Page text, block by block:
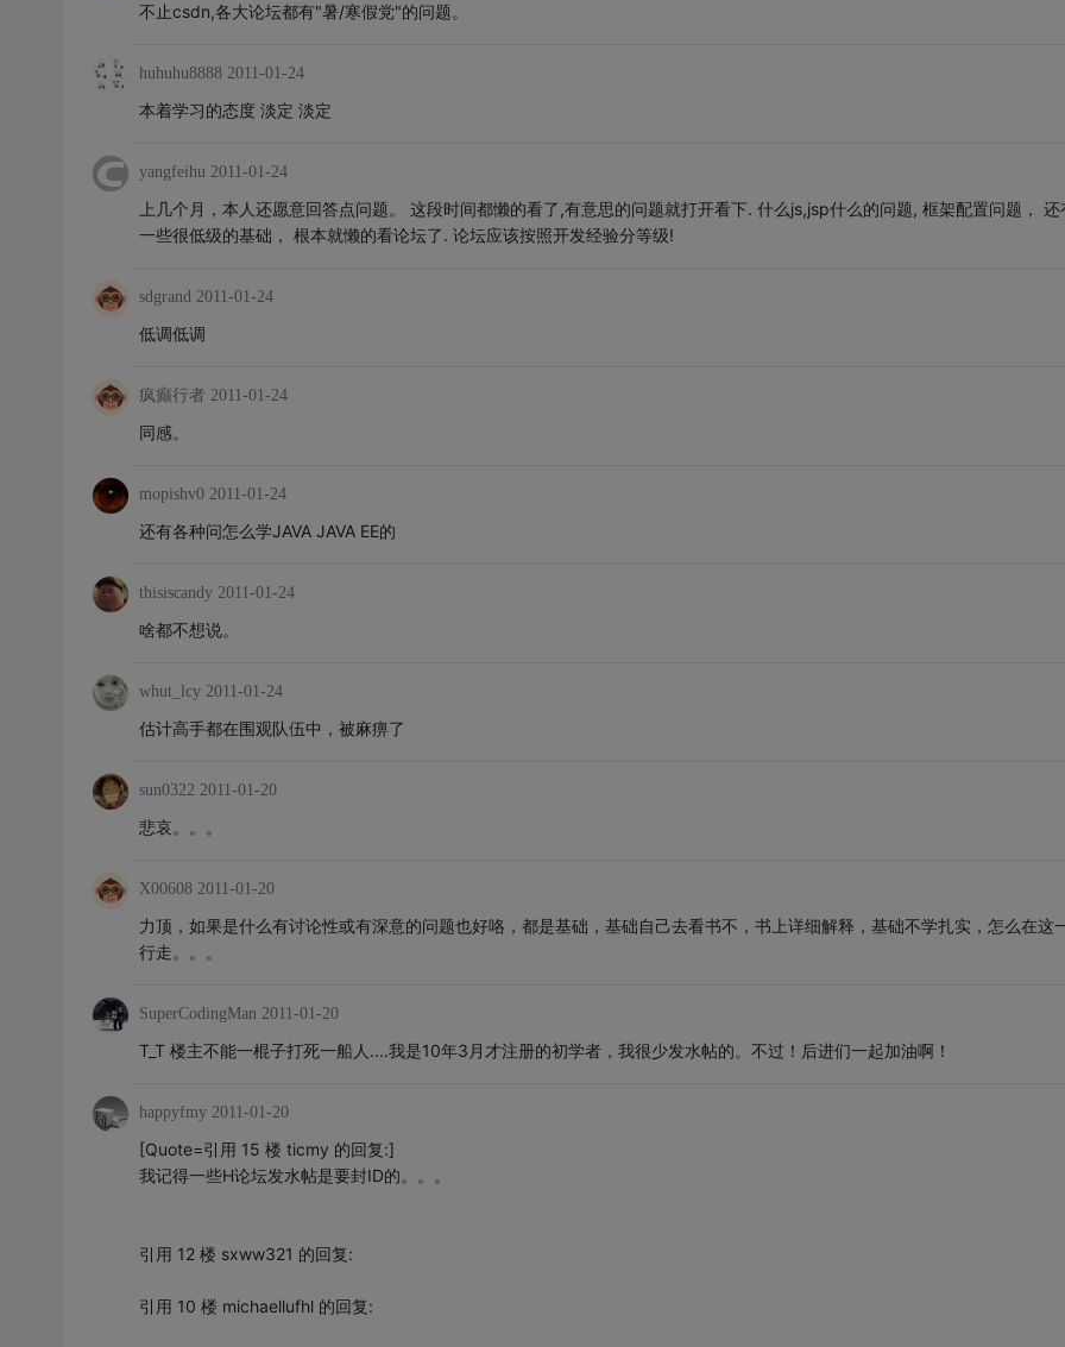
不止csdn,各大论坛都有"暑/寒假党"的问题。
huhuhu8888 2011-01-24
本着学习的态度 淡定 淡定
yangfeihu 2011-01-24
上几个月，本人还愿意回答点问题。 这段时间都懒的看了,有意思的问题就打开看下. 什么js,jsp什么的问题, 框架配置问题， 还
一些很低级的基础， 根本就懒的看论坛了. 论坛应该按照开发经验分等级!
sdgrand 2011-01-24
低调低调
疯癫行者 2011-01-24
同感。
mopishv0 2011-01-24
还有各种问怎么学JAVA JAVA EE的
thisiscandy 2011-01-24
啥都不想说。
whut_lcy 2011-01-24
估计高手都在围观队伍中，被麻痹了
sun0322 2011-01-20
悲哀。。。
X00608 2011-01-20
力顶，如果是什么有讨论性或有深意的问题也好咯，都是基础，基础自己去看书不，书上详细解释，基础不学扎实，怎么在这
行走。。。
SuperCodingMan 2011-01-20
T_T 楼主不能一棍子打死一船人....我是10年3月才注册的初学者，我很少发水帖的。不过！后进们一起加油啊！
happyfmy 2011-01-20
[Quote=引用 15 楼 ticmy 的回复:]
我记得一些H论坛发水帖是要封ID的。。。
引用 12 楼 sxww321 的回复:
引用 10 楼 michaellufhl 的回复: